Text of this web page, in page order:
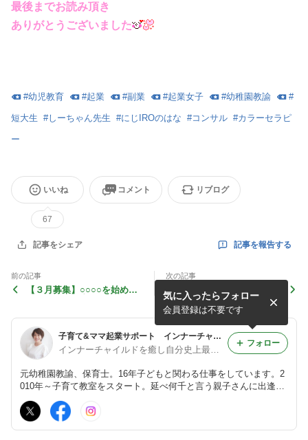
最後までお読み頂き
ありがとうございました
#幼児教育 #起業 #副業 #起業女子 #幼稚園教諭 #
短大生 #しーちゃん先生 #にじIROのはな #コンサル #カラーセラピ
ー
いいね
67
コメント リブログ
記事をシェア 記事を報告する
前の記事
【３月募集】○○○○を始めよ
次の記事
にじiro history⑬～いいとこ
ろってどんなところ？
子育て&ママ起業サポート インナーチャイルドを癒すと子育てが上手くいく/子どもにイライラするママ必見のブログ
元幼稚園教諭、保育士。16年子どもと関わる仕事をしています。2
010年～子育て教室をスタート。延べ何千と言う親子さんに出逢
い、自身の子育て経験やタッチケアや色育などの親子コミュニケー
ションをお伝えしています。ママ起業サポートもしています。
気に入ったらフォロー
会員登録は不要です
フォロー